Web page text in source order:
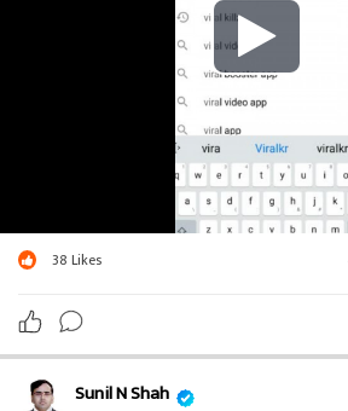
38 Likes
Sunil N Shah